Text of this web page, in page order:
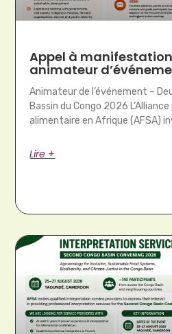
Appel à
animateur
Animateur de l’événement –
Bassin du Congo 2026
alimentaire en Afrique (AFSA)
Lire +